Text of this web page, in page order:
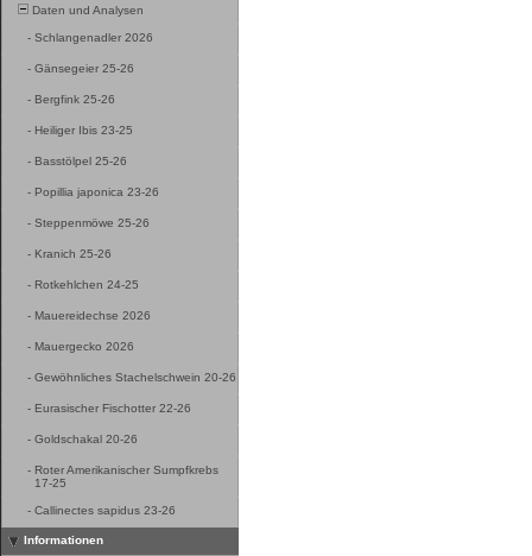
Daten und Analysen
- Schlangenadler 2026
- Gänsegeier 25-26
- Bergfink 25-26
- Heiliger Ibis 23-25
- Basstölpel 25-26
- Popillia japonica 23-26
- Steppenmöwe 25-26
- Kranich 25-26
- Rotkehlchen 24-25
- Mauereidechse 2026
- Mauergecko 2026
- Gewöhnliches Stachelschwein 20-26
- Eurasischer Fischotter 22-26
- Goldschakal 20-26
- Roter Amerikanischer Sumpfkrebs
17-25
- Callinectes sapidus 23-26
Informationen